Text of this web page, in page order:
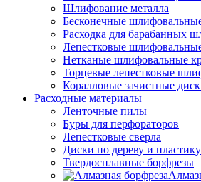
Шлифование металла
Бесконечные
Расходка для барабанных
Лепестковые
Нетканые шлифовальные
Торцевые лепестковые
Коралловые зачистные
Расходные материалы
Ленточные пилы
Буры для перфораторов
Лепестковые сверла
Диски по дереву и
Твердосплавные борфрезы